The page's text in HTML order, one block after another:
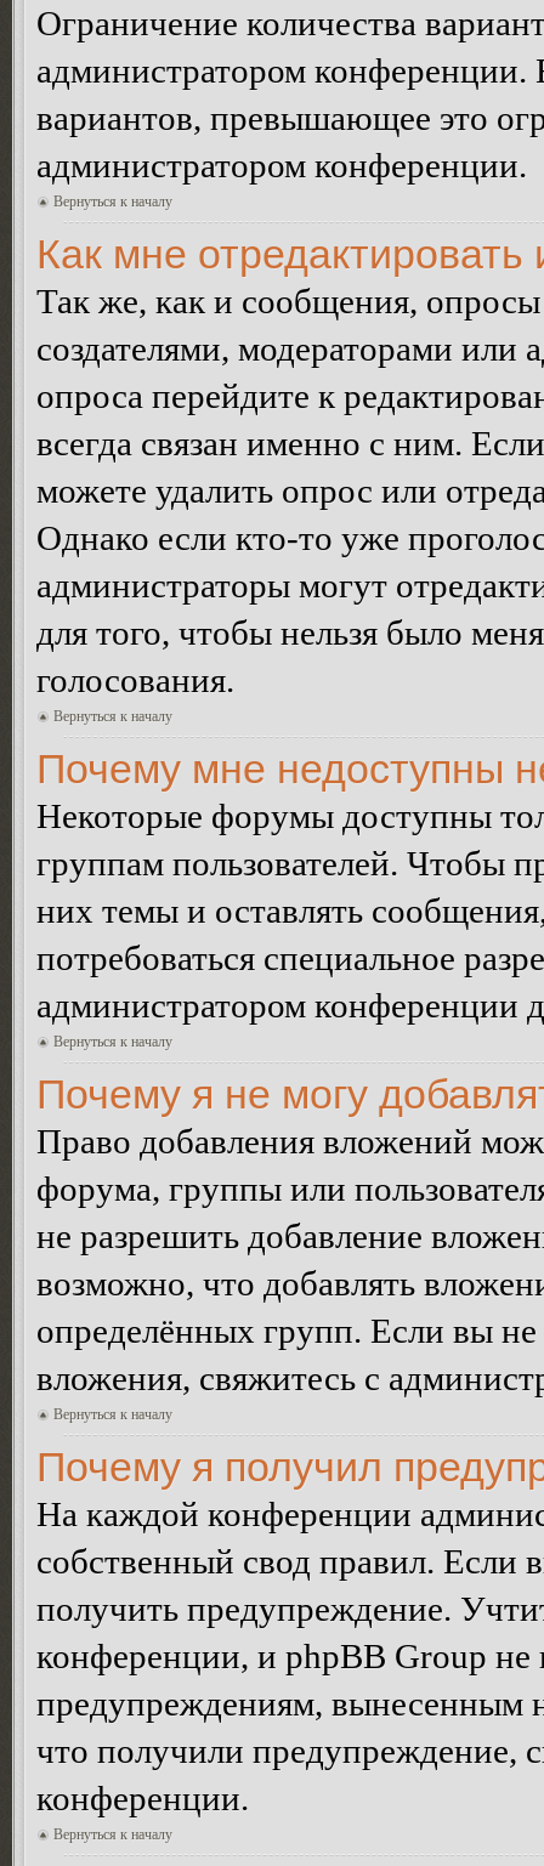
Ограничение количества
администратором конференции.
вариантов, превышающее это
администратором конференции.
Вернуться к началу
Как мне
Так же, как и сообщения, опросы
создателями, модераторами или
опроса перейдите к
всегда связан именно с ним.
можете удалить опрос или
Однако если кто-то уже
администраторы могут
для того, чтобы нельзя было
голосования.
Вернуться к началу
Почему мне недоступны
Некоторые форумы доступны
группам пользователей. Чтобы
них темы и оставлять
потребоваться специальное
администратором конференции
Вернуться к началу
Почему я не могу
Право добавления вложений
форума, группы или
не разрешить добавление
возможно, что добавлять
определённых групп. Если вы не
вложения, свяжитесь с
Вернуться к началу
Почему я получил
На каждой конференции
собственный свод правил.
получить предупреждение.
конференции, и phpBB Group не
предупреждениям, вынесенным
что получили предупреждение,
конференции.
Вернуться к началу